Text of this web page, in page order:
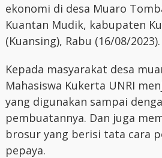
ekonomi di desa Muaro
Kuantan Mudik, kabupaten
(Kuansing), Rabu (16/08/2023).
Kepada masyarakat desa
Mahasiswa Kukerta UNRI
yang digunakan sampai
pembuatannya. Dan juga
brosur yang berisi tata cara
pepaya.